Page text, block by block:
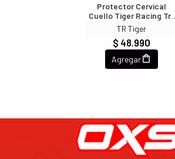
Protector Cervical
Cuello Tiger Racing Tr-
H3 Naranjo Motocross
Enduro
TR Tiger
$ 48.990
Agregar